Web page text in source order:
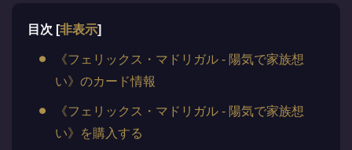
目次 [非表示]
《フェリックス・マドリガル - 陽気で家族想
い》のカード情報
《フェリックス・マドリガル - 陽気で家族想
い》を購入する